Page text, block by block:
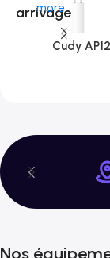
arrivage
more
Cudy
Nos